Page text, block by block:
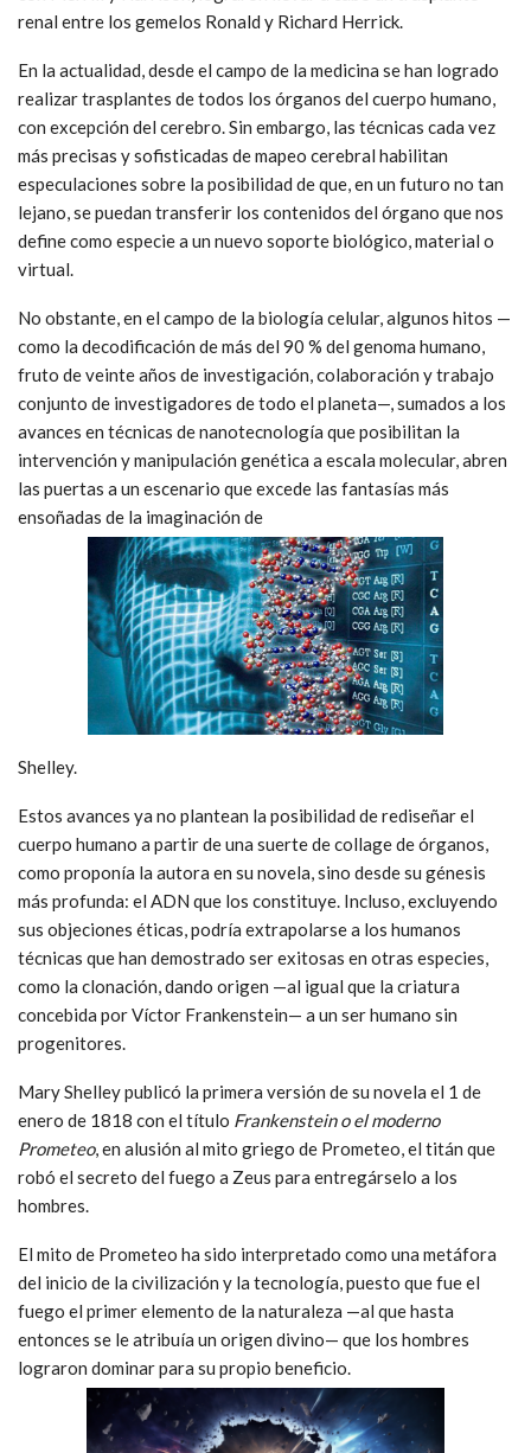
renal entre los gemelos Ronald y Richard Herrick.
En la actualidad, desde el campo de la medicina se han logrado
realizar trasplantes de todos los órganos del cuerpo humano,
con excepción del cerebro. Sin embargo, las técnicas cada vez
más precisas y sofisticadas de mapeo cerebral habilitan
especulaciones sobre la posibilidad de que, en un futuro no tan
lejano, se puedan transferir los contenidos del órgano que nos
define como especie a un nuevo soporte biológico, material o
virtual.
No obstante, en el campo de la biología celular, algunos hitos —
como la decodificación de más del 90 % del genoma humano,
fruto de veinte años de investigación, colaboración y trabajo
conjunto de investigadores de todo el planeta—, sumados a los
avances en técnicas de nanotecnología que posibilitan la
intervención y manipulación genética a escala molecular, abren
las puertas a un escenario que excede las fantasías más
ensoñadas de la imaginación de
Shelley.
Estos avances ya no plantean la posibilidad de rediseñar el
cuerpo humano a partir de una suerte de collage de órganos,
como proponía la autora en su novela, sino desde su génesis
más profunda: el ADN que los constituye. Incluso, excluyendo
sus objeciones éticas, podría extrapolarse a los humanos
técnicas que han demostrado ser exitosas en otras especies,
como la clonación, dando origen —al igual que la criatura
concebida por Víctor Frankenstein— a un ser humano sin
progenitores.
Mary Shelley publicó la primera versión de su novela el 1 de
enero de 1818 con el título Frankenstein o el moderno
Prometeo, en alusión al mito griego de Prometeo, el titán que
robó el secreto del fuego a Zeus para entregárselo a los
hombres.
El mito de Prometeo ha sido interpretado como una metáfora
del inicio de la civilización y la tecnología, puesto que fue el
fuego el primer elemento de la naturaleza —al que hasta
entonces se le atribuía un origen divino— que los hombres
lograron dominar para su propio beneficio.